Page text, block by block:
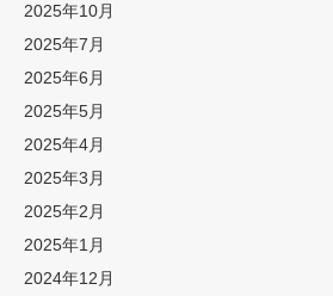
2025年10月
2025年7月
2025年6月
2025年5月
2025年4月
2025年3月
2025年2月
2025年1月
2024年12月